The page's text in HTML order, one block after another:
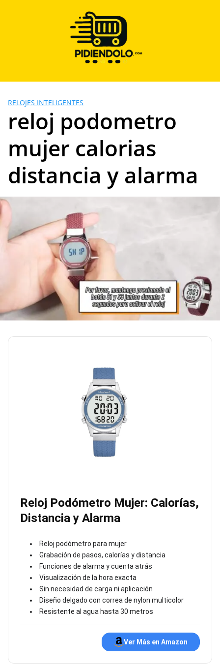
RELOJES INTELIGENTES
reloj podometro
mujer calorias
distancia y alarma
Reloj Podómetro Mujer: Calorías,
Distancia y Alarma
Reloj podómetro para mujer
Grabación de pasos, calorías y distancia
Funciones de alarma y cuenta atrás
Visualización de la hora exacta
Sin necesidad de carga ni aplicación
Diseño delgado con correa de nylon multicolor
Resistente al agua hasta 30 metros
Ver Más en Amazon